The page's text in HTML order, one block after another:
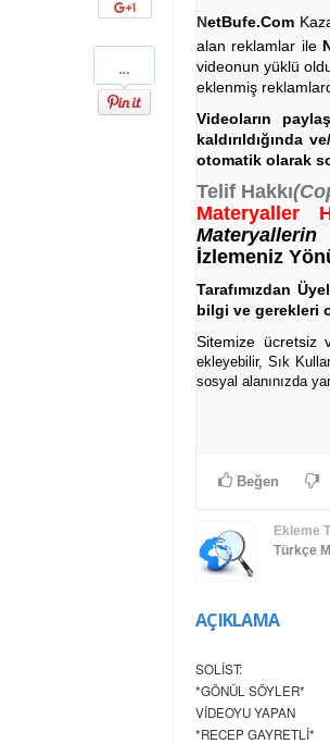
Google+
Pinterest
NetBufe.Com
alan reklamlar ile
videonun yüklü
eklenmiş
Videoların
kaldırıldığında
otomatik olarak
Telif Hakkı
Materyaller
Materyallerin
İzlemeniz
Tarafımızdan
bilgi ve gerekleri
Sitemize ücretsiz
ekleyebilir, Sık
sosyal alanınızda
Beğen
Ekleme
Türkçe
AÇIKLAMA
SOLİST:
*GÖNÜL SÖYLER*
VİDEOYU YAPAN
*RECEP GAYRETLİ*